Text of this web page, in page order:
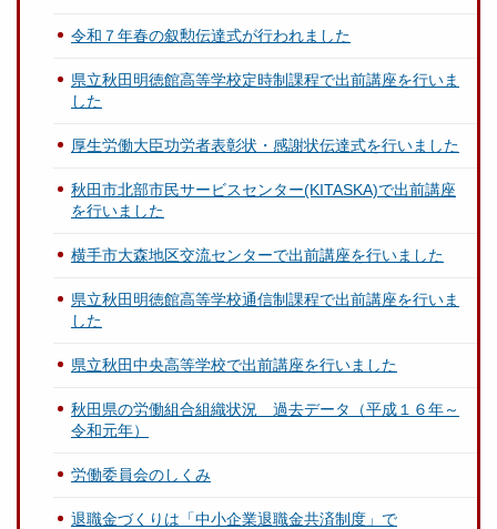
令和７年春の叙勲伝達式が行われました
県立秋田明徳館高等学校定時制課程で出前講座を行いま
した
厚生労働大臣功労者表彰状・感謝状伝達式を行いました
秋田市北部市民サービスセンター(KITASKA)で出前講座
を行いました
横手市大森地区交流センターで出前講座を行いました
県立秋田明徳館高等学校通信制課程で出前講座を行いま
した
県立秋田中央高等学校で出前講座を行いました
秋田県の労働組合組織状況 過去データ（平成１６年～
令和元年）
労働委員会のしくみ
退職金づくりは「中小企業退職金共済制度」で